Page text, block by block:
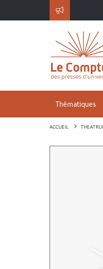
Thématiques
ACCUEIL